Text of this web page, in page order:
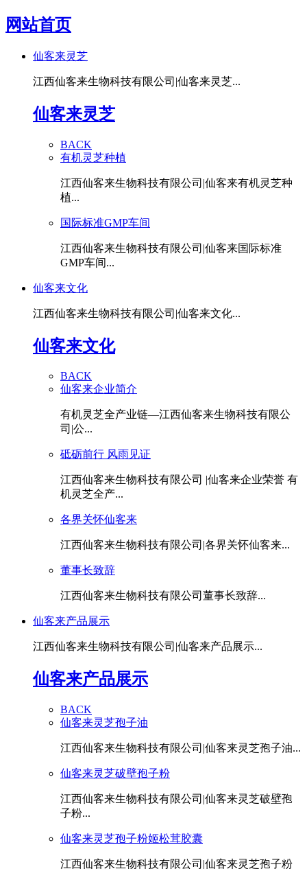
网站首页
仙客来灵芝
江西仙客来生物科技有限公司|仙客来灵芝...
仙客来灵芝
BACK
有机灵芝种植
江西仙客来生物科技有限公司|仙客来有机灵芝种
植...
国际标准GMP车间
江西仙客来生物科技有限公司|仙客来国际标准
GMP车间...
仙客来文化
江西仙客来生物科技有限公司|仙客来文化...
仙客来文化
BACK
仙客来企业简介
有机灵芝全产业链—江西仙客来生物科技有限公
司|公...
砥砺前行 风雨见证
江西仙客来生物科技有限公司 |仙客来企业荣誉 有
机灵芝全产...
各界关怀仙客来
江西仙客来生物科技有限公司|各界关怀仙客来...
董事长致辞
江西仙客来生物科技有限公司董事长致辞...
仙客来产品展示
江西仙客来生物科技有限公司|仙客来产品展示...
仙客来产品展示
BACK
仙客来灵芝孢子油
江西仙客来生物科技有限公司|仙客来灵芝孢子油...
仙客来灵芝破壁孢子粉
江西仙客来生物科技有限公司|仙客来灵芝破壁孢
子粉...
仙客来灵芝孢子粉姬松茸胶囊
江西仙客来生物科技有限公司|仙客来灵芝孢子粉